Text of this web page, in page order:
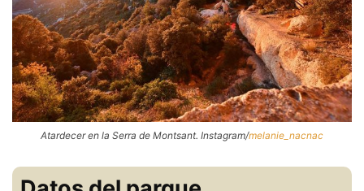
Atardecer en la Serra de Montsant. Instagram/melanie_nacnac